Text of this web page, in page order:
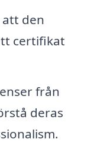
den
certifikat
från
deras